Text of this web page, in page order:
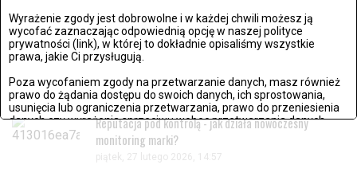
Wyrażenie zgody jest dobrowolne i w każdej chwili możesz ją
wycofać zaznaczając odpowiednią opcję w naszej polityce
prywatności (link), w której to dokładnie opisaliśmy wszystkie
prawa, jakie Ci przysługują.
Poza wycofaniem zgody na przetwarzanie danych, masz również
prawo do żądania dostępu do swoich danych, ich sprostowania,
usunięcia lub ograniczenia przetwarzania, prawo do przeniesienia
danych czy wyrażenia sprzeciwu wobec przetwarzania danych.
Jeżeli nie chcesz wyrazić zgody na przetwarzanie plików cookies,
ustawień zaawansowanych .
Historyczny lot Artemis II. Pierwsza taka misja od
ponad 50 lat
Reputacja pod kontrolą - jak działa nowoczesny
monitoring marki?
piątek, 27 lutego 2026, 14:57